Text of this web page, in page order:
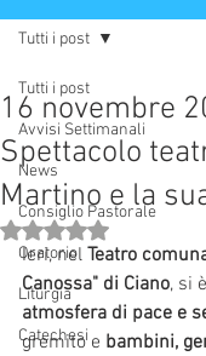
Tutti i post
Avvisi Settimanali
News
Consiglio Pastorale
Oratorio
Liturgia
Catechesi
Tutti i post
16 novembre
Spettacolo
Martino e la
Valutazione NaN
Ieri, nel Teatro
Canossa" di Ciano, si
atmosfera di pace e
gremito e bambini,